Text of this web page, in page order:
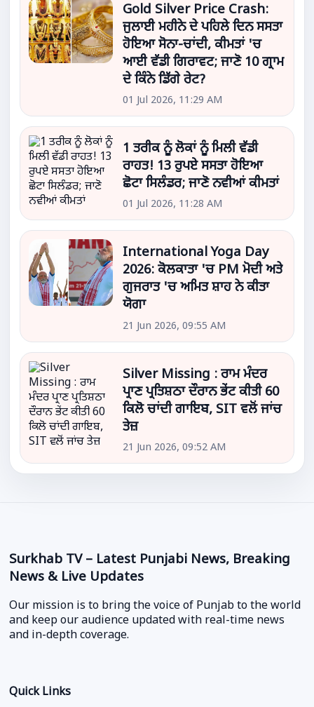
Gold Silver Price Crash:
ਜੁਲਾਈ ਮਹੀਨੇ ਦੇ ਪਹਿਲੇ ਦਿਨ ਸਸਤਾ
ਹੋਇਆ ਸੋਨਾ-ਚਾਂਦੀ, ਕੀਮਤਾਂ 'ਚ
ਆਈ ਵੱਡੀ ਗਿਰਾਵਟ; ਜਾਣੋ 10 ਗ੍ਰਾਮ
ਦੇ ਕਿੰਨੇ ਡਿੱਗੇ ਰੇਟ?
01 Jul 2026, 11:29 AM
1 ਤਰੀਕ ਨੂੰ ਲੋਕਾਂ ਨੂੰ ਮਿਲੀ ਵੱਡੀ
ਰਾਹਤ! 13 ਰੁਪਏ ਸਸਤਾ ਹੋਇਆ
ਛੋਟਾ ਸਿਲੰਡਰ; ਜਾਣੋ ਨਵੀਆਂ ਕੀਮਤਾਂ
01 Jul 2026, 11:28 AM
International Yoga Day
2026: ਕੋਲਕਾਤਾ 'ਚ PM ਮੋਦੀ ਅਤੇ
ਗੁਜਰਾਤ 'ਚ ਅਮਿਤ ਸ਼ਾਹ ਨੇ ਕੀਤਾ
ਯੋਗਾ
21 Jun 2026, 09:55 AM
Silver Missing : ਰਾਮ ਮੰਦਰ
ਪ੍ਰਾਣ ਪ੍ਰਤਿਸ਼ਠਾ ਦੌਰਾਨ ਭੇਂਟ ਕੀਤੀ 60
ਕਿਲੋ ਚਾਂਦੀ ਗਾਇਬ, SIT ਵਲੋਂ ਜਾਂਚ
ਤੇਜ਼
21 Jun 2026, 09:52 AM
Surkhab TV – Latest Punjabi News, Breaking
News & Live Updates
Our mission is to bring the voice of Punjab to the world
and keep our audience updated with real-time news
and in-depth coverage.
Quick Links